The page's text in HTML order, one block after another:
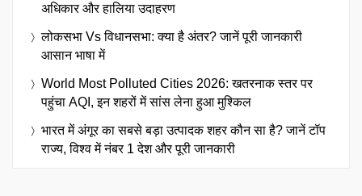
अधिकार और हालिया उदाहरण
लोकसभा Vs विधानसभा: क्या है अंतर? जानें पूरी जानकारी
आसान भाषा में
World Most Polluted Cities 2026: खतरनाक स्तर पर
पहुंचा AQI, इन शहरों में सांस लेना हुआ मुश्किल
भारत में अंगूर का सबसे बड़ा उत्पादक शहर कौन सा है? जानें टॉप
राज्य, विश्व में नंबर 1 देश और पूरी जानकारी